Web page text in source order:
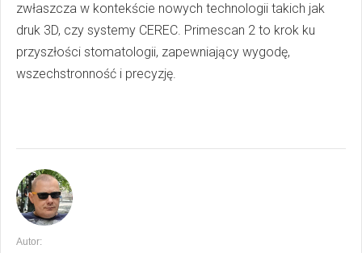
zwłaszcza w kontekście nowych technologii takich jak
druk 3D, czy systemy CEREC. Primescan 2 to krok ku
przyszłości stomatologii, zapewniający wygodę,
wszechstronność i precyzję.
Autor: